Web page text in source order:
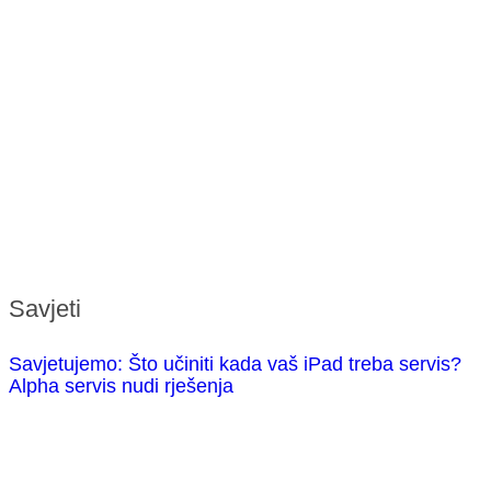
Savjeti
Savjetujemo: Što učiniti kada vaš iPad treba servis?
Alpha servis nudi rješenja